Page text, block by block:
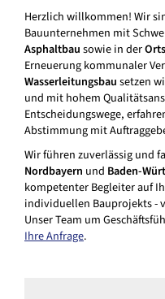
Herzlich willkommen! Wir
Bauunternehmen mit
Asphaltbausowie in der
Erneuerung kommunaler
Wasserleitungsbausetzen
und mit hohem
Entscheidungswege,
Abstimmung mit
Wir führen zuverlässig und
Nordbayern und Baden-
kompetenter Begleiter auf
individuellen Bauprojekts -
Unser Team um
Ihre Anfrage.